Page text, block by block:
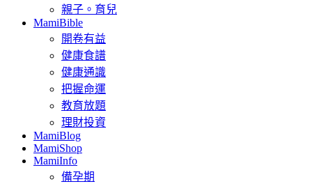
親子。育兒
MamiBible
開卷有益
健康食譜
健康通識
把握命運
教育放題
理財投資
MamiBlog
MamiShop
MamiInfo
備孕期